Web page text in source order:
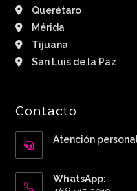
Querétaro
Mérida
Tijuana
San Luis de la Paz
Contacto
Atención
WhatsApp: